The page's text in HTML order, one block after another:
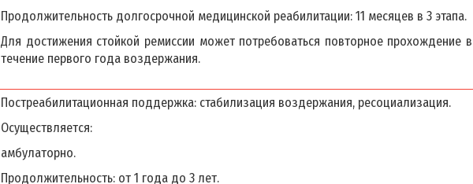
Продолжительность долгосрочной медицинской реабилитации: 11 месяцев в 3 этапа.
Для достижения стойкой ремиссии может потребоваться повторное прохождение в
течение первого года воздержания.
Постреабилитационная поддержка: стабилизация воздержания, ресоциализация.
Осуществляется:
амбулаторно.
Продолжительность: от 1 года до 3 лет.